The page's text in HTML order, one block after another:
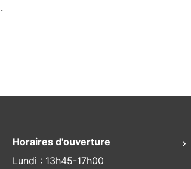
.
Horaires d'ouverture
Lundi : 13h45-17h00